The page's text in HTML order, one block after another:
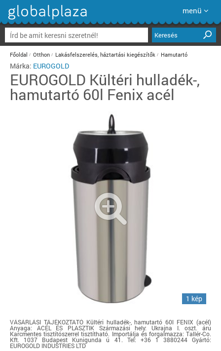
menü
Keresés
Főoldal Otthon Lakásfelszerelés, háztartási kiegészítők Hamutartó
Márka: EUROGOLD
EUROGOLD Kültéri hulladék-,
hamutartó 60l Fenix acél
1 kép
VÁSÁRLÁSI TÁJÉKOZTATÓ Kültéri hulladék-, hamutartó 60l FENIX (acél)
Anyaga: ACÉL ÉS PLASZTIK Származási hely: Ukrajna I. oszt. áru
Karcmentes tisztítószerrel tisztítható. Importálja és forgalmazza: Tallér-Co.
Kft. 1037 Budapest Kunigunda ú 41. Tel: +36 1 3880244 Gyártó:
EUROGOLD INDUSTRIES LTD